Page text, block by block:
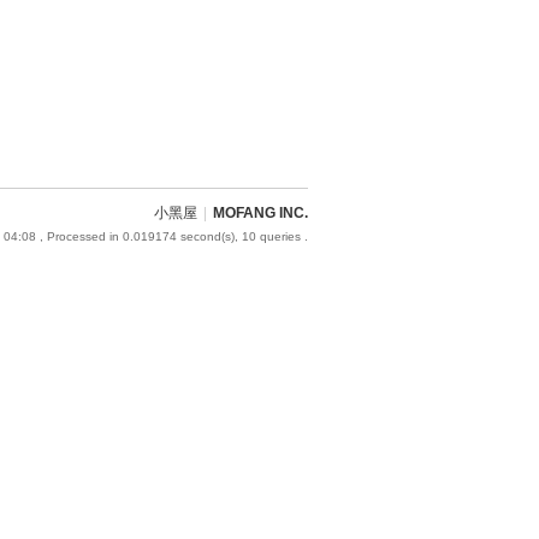
小黑屋 MOFANG INC.
04:08 , Processed in 0.019174 second(s), 10 queries .